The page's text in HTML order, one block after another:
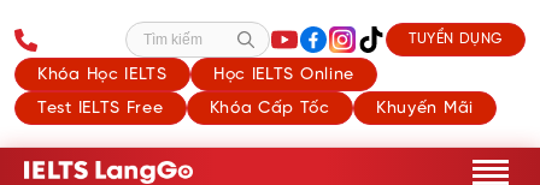
Khóa Học IELTS
Học IELTS Online
Test IELTS Free
Khóa Cấp Tốc Khuyến Mãi
Tìm kiếm TUYỂN DỤNG